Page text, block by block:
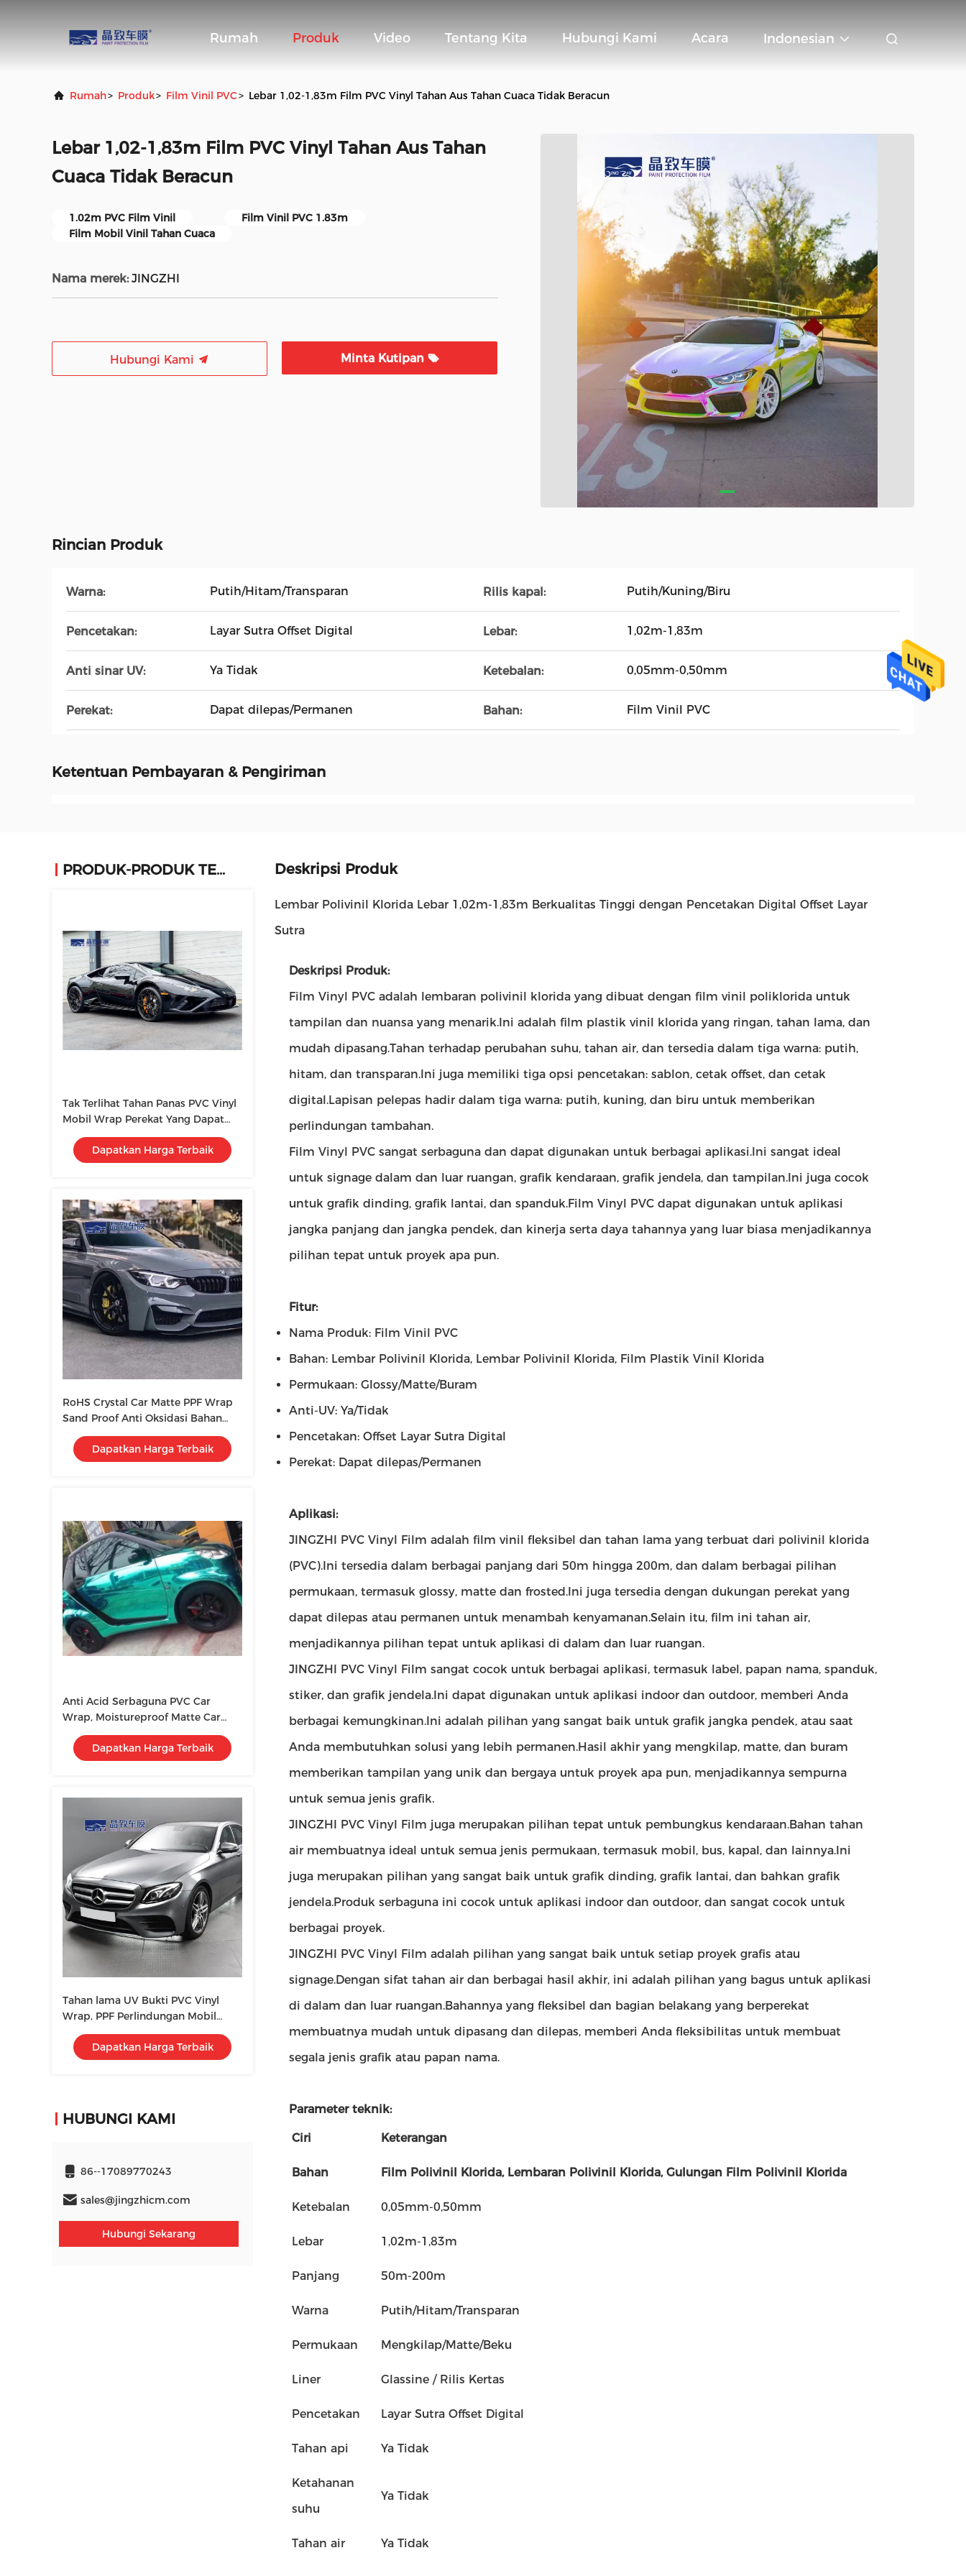
Rumah Produk Video Tentang Kita Hubungi Kami Acara Indonesian
Rumah> Produk> Film Vinil PVC> Lebar 1,02-1,83m Film PVC Vinyl Tahan Aus Tahan Cuaca Tidak Beracun
Lebar 1,02-1,83m Film PVC Vinyl Tahan Aus Tahan
Cuaca Tidak Beracun
1.02m PVC Film Vinil
Film Vinil PVC 1.83m
Film Mobil Vinil Tahan Cuaca
Nama merek: JINGZHI
Hubungi Kami Minta Kutipan
Rincian Produk
Warna: Putih/Hitam/Transparan Rilis kapal: Putih/Kuning/Biru
Pencetakan: Layar Sutra Offset Digital Lebar: 1,02m-1,83m
Anti sinar UV: Ya Tidak Ketebalan: 0,05mm-0,50mm
Perekat: Dapat dilepas/Permanen Bahan: Film Vinil PVC
Ketentuan Pembayaran & Pengiriman
PRODUK-PRODUK TERKAIT
Tak Terlihat Tahan Panas PVC Vinyl
Mobil Wrap Perekat Yang Dapat
Dilepas Tahan Api
Dapatkan Harga Terbaik
RoHS Crystal Car Matte PPF Wrap
Sand Proof Anti Oksidasi Bahan
PVC
Dapatkan Harga Terbaik
Anti Acid Serbaguna PVC Car
Wrap, Moistureproof Matte Car
Sticker
Dapatkan Harga Terbaik
Tahan lama UV Bukti PVC Vinyl
Wrap, PPF Perlindungan Mobil
Tahan Aus
Dapatkan Harga Terbaik
HUBUNGI KAMI
86--17089770243
sales@jingzhicm.com
Hubungi Sekarang
Deskripsi Produk
Lembar Polivinil Klorida Lebar 1,02m-1,83m Berkualitas Tinggi dengan Pencetakan Digital Offset Layar
Sutra
Deskripsi Produk:
Film Vinyl PVC adalah lembaran polivinil klorida yang dibuat dengan film vinil poliklorida untuk
tampilan dan nuansa yang menarik.Ini adalah film plastik vinil klorida yang ringan, tahan lama, dan
mudah dipasang.Tahan terhadap perubahan suhu, tahan air, dan tersedia dalam tiga warna: putih,
hitam, dan transparan.Ini juga memiliki tiga opsi pencetakan: sablon, cetak offset, dan cetak
digital.Lapisan pelepas hadir dalam tiga warna: putih, kuning, dan biru untuk memberikan
perlindungan tambahan.
Film Vinyl PVC sangat serbaguna dan dapat digunakan untuk berbagai aplikasi.Ini sangat ideal
untuk signage dalam dan luar ruangan, grafik kendaraan, grafik jendela, dan tampilan.Ini juga cocok
untuk grafik dinding, grafik lantai, dan spanduk.Film Vinyl PVC dapat digunakan untuk aplikasi
jangka panjang dan jangka pendek, dan kinerja serta daya tahannya yang luar biasa menjadikannya
pilihan tepat untuk proyek apa pun.
Fitur:
Nama Produk: Film Vinil PVC
Bahan: Lembar Polivinil Klorida, Lembar Polivinil Klorida, Film Plastik Vinil Klorida
Permukaan: Glossy/Matte/Buram
Anti-UV: Ya/Tidak
Pencetakan: Offset Layar Sutra Digital
Perekat: Dapat dilepas/Permanen
Aplikasi:
JINGZHI PVC Vinyl Film adalah film vinil fleksibel dan tahan lama yang terbuat dari polivinil klorida
(PVC).Ini tersedia dalam berbagai panjang dari 50m hingga 200m, dan dalam berbagai pilihan
permukaan, termasuk glossy, matte dan frosted.Ini juga tersedia dengan dukungan perekat yang
dapat dilepas atau permanen untuk menambah kenyamanan.Selain itu, film ini tahan air,
menjadikannya pilihan tepat untuk aplikasi di dalam dan luar ruangan.
JINGZHI PVC Vinyl Film sangat cocok untuk berbagai aplikasi, termasuk label, papan nama, spanduk,
stiker, dan grafik jendela.Ini dapat digunakan untuk aplikasi indoor dan outdoor, memberi Anda
berbagai kemungkinan.Ini adalah pilihan yang sangat baik untuk grafik jangka pendek, atau saat
Anda membutuhkan solusi yang lebih permanen.Hasil akhir yang mengkilap, matte, dan buram
memberikan tampilan yang unik dan bergaya untuk proyek apa pun, menjadikannya sempurna
untuk semua jenis grafik.
JINGZHI PVC Vinyl Film juga merupakan pilihan tepat untuk pembungkus kendaraan.Bahan tahan
air membuatnya ideal untuk semua jenis permukaan, termasuk mobil, bus, kapal, dan lainnya.Ini
juga merupakan pilihan yang sangat baik untuk grafik dinding, grafik lantai, dan bahkan grafik
jendela.Produk serbaguna ini cocok untuk aplikasi indoor dan outdoor, dan sangat cocok untuk
berbagai proyek.
JINGZHI PVC Vinyl Film adalah pilihan yang sangat baik untuk setiap proyek grafis atau
signage.Dengan sifat tahan air dan berbagai hasil akhir, ini adalah pilihan yang bagus untuk aplikasi
di dalam dan luar ruangan.Bahannya yang fleksibel dan bagian belakang yang berperekat
membuatnya mudah untuk dipasang dan dilepas, memberi Anda fleksibilitas untuk membuat
segala jenis grafik atau papan nama.
Parameter teknik:
Ciri Keterangan
Bahan Film Polivinil Klorida, Lembaran Polivinil Klorida, Gulungan Film Polivinil Klorida
Ketebalan 0,05mm-0,50mm
Lebar 1,02m-1,83m
Panjang 50m-200m
Warna Putih/Hitam/Transparan
Permukaan Mengkilap/Matte/Beku
Liner Glassine / Rilis Kertas
Pencetakan Layar Sutra Offset Digital
Tahan api Ya Tidak
Ketahanan
suhu
Ya Tidak
Tahan air Ya Tidak